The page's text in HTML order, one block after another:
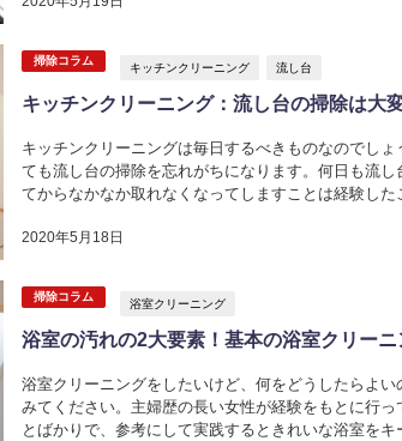
掃除コラム キッチンクリーニング 流し台
キッチンクリーニング：流し台の掃除は大
2020年5月18日
キッチンクリーニングは毎日するべきものなのでし
ても流し台の掃除を忘れがちになります。何日も流
てからなかなか取れなくなってしますことは経験し
掃除コラム 浴室クリーニング
浴室の汚れの2大要素！基本の浴室クリーニ
浴室クリーニングをしたいけど、何をどうしたらよ
みてください。主婦歴の長い女性が経験をもとに行
とばかりで、参考にして実践するときれいな浴室を